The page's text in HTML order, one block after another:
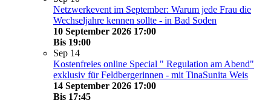
Netzwerkevent im September: Warum jede Frau die
Wechseljahre kennen sollte - in Bad Soden
10 September 2026 17:00
Bis 19:00
Sep 14
Kostenfreies online Special " Regulation am Abend"
exklusiv für Feldbergerinnen - mit TinaSunita Weis
14 September 2026 17:00
Bis 17:45